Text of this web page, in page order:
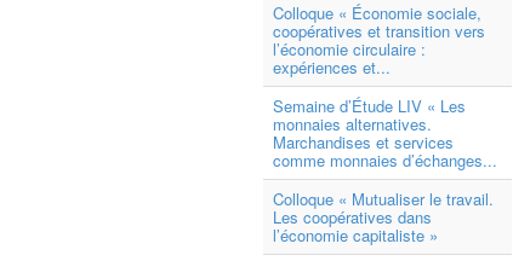
Colloque « Économie sociale,
coopératives et transition vers
l’économie circulaire :
expériences et...
Semaine d’Étude LIV « Les
monnaies alternatives.
Marchandises et services
comme monnaies d’échanges...
Colloque « Mutualiser le travail.
Les coopératives dans
l’économie capitaliste »